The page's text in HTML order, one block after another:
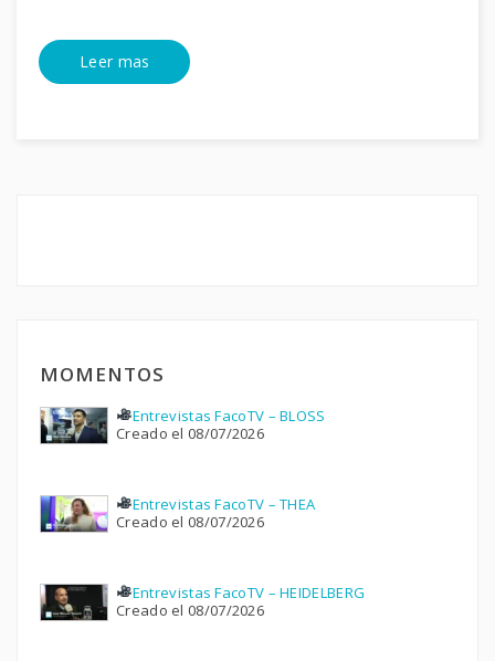
Leer mas
MOMENTOS
Entrevistas FacoTV – BLOSS
Creado el 08/07/2026
Entrevistas FacoTV – THEA
Creado el 08/07/2026
Entrevistas FacoTV – HEIDELBERG
Creado el 08/07/2026